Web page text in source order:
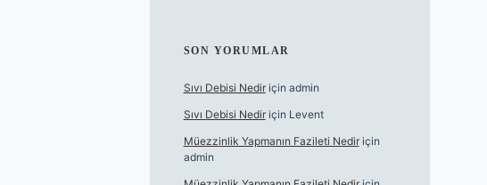
SON YORUMLAR
Sıvı Debisi Nediriçin admin
Sıvı Debisi Nediriçin Levent
Müezzinlik Yapmanın Fazileti Nediriçin
admin